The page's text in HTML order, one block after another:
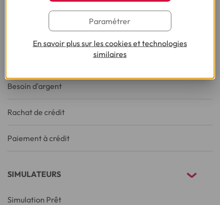
Prêt personnel
Besoin d'argent
Rachat de crédit
Paiement à crédit
SIMULATEURS
Simulation Prêt
Paramétrer
En savoir plus sur les cookies et technologies
similaires